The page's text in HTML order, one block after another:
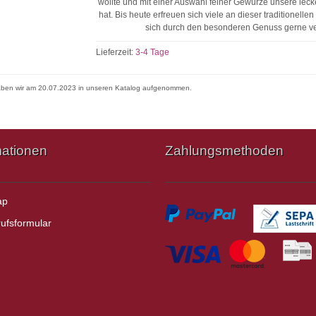
wollte und mit einer Auswahl feiner Gewürze unsere
hat. Bis heute erfreuen sich viele an dieser
sich durch den besonderen Genuss gerne
Lieferzeit:3-4 Tage
wir am 20.07.2023 in unseren Katalog aufgenommen.
Zahlungsmethoden